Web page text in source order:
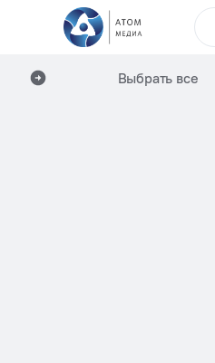
Выбрать все